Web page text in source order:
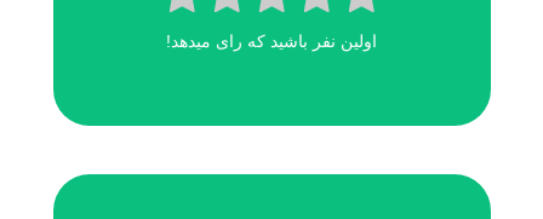
اولین نفر باشید که رای میدهد!